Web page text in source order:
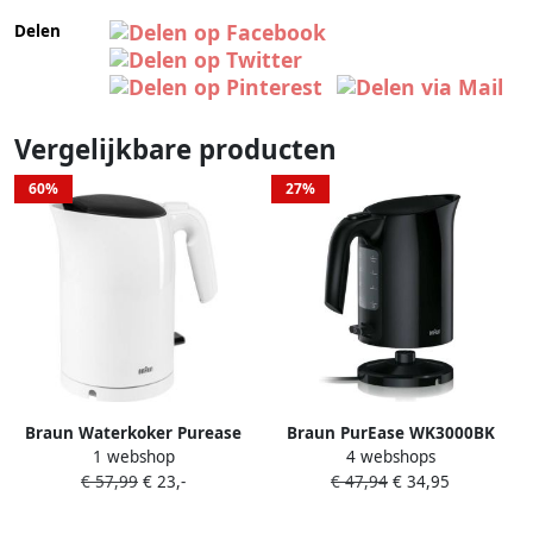
Delen
Vergelijkbare producten
60%
Braun Waterkoker Purease
WK3110WH | Waterkokers |
Keuken&Koken
1 webshop
€ 57,99 € 23,-
27%
Braun PurEase WK3000BK
waterkoker 2200 W 1 L zwart
4 webshops
€ 47,94 € 34,95